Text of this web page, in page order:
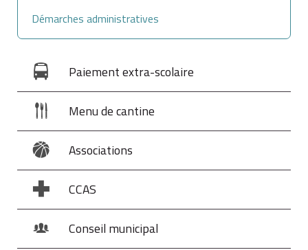
Démarches administratives
Paiement extra-scolaire
Menu de cantine
Associations
CCAS
Conseil municipal